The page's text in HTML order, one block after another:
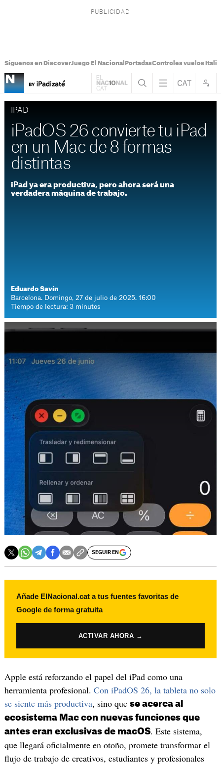
Síguenos en DiscoverJuego El Nacional PortadasControles vuelos Italia
IPAD
iPadOS 26 convierte tu iPad
en un Mac de 8 formas
distintas
iPad ya era productiva, pero ahora será una
verdadera máquina de trabajo.
Eduardo Savín
Barcelona. Domingo, 27 de julio de 2025. 16:00
Tiempo de lectura: 3 minutos
SEGUIR EN
Añade ElNacional.cat a tus fuentes favoritas de
Google de forma gratuita
ACTIVAR AHORA →
Apple está reforzando el papel del iPad como una
herramienta profesional. Con iPadOS 26, la tableta no solo
se siente más productiva, sino que se acerca al
ecosistema Mac con nuevas funciones que
antes eran exclusivas de macOS. Este sistema,
que llegará oficialmente en otoño, promete transformar el
flujo de trabajo de creativos, estudiantes y profesionales